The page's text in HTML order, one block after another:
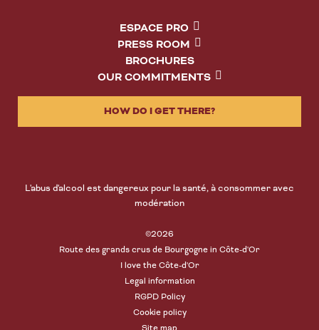
ESPACE PRO
PRESS ROOM
BROCHURES
OUR COMMITMENTS
HOW DO I GET THERE?
L'abus d'alcool est dangereux pour la santé, à consommer avec
modération
©2026
Route des grands crus de Bourgogne in Côte-d'Or
I love the Côte-d'Or
Legal information
RGPD Policy
Cookie policy